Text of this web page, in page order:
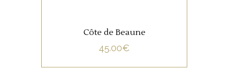
Côte de Beaune
45.00€